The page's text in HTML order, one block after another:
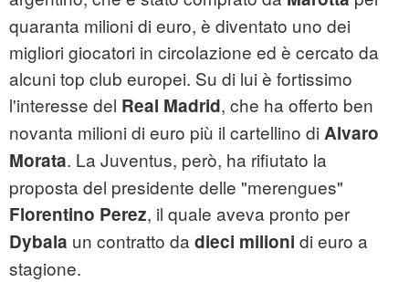
quaranta milioni di euro, è diventato uno dei
migliori giocatori in circolazione ed è cercato da
alcuni top club europei. Su di lui è fortissimo
l'interesse del Real Madrid, che ha offerto ben
novanta milioni di euro più il cartellino di Alvaro
Morata. La Juventus, però, ha rifiutato la
proposta del presidente delle "merengues"
Florentino Perez, il quale aveva pronto per
Dybala un contratto da dieci milioni di euro a
stagione.